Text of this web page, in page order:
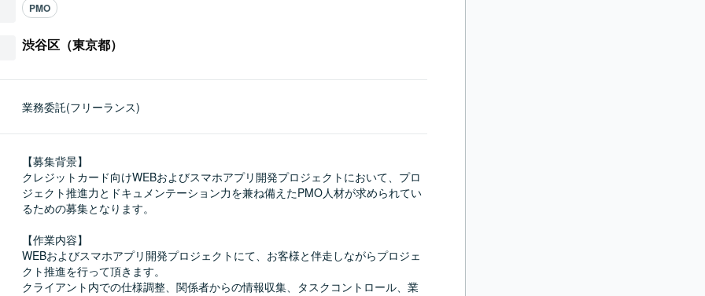
PMO
渋谷区（東京都）
業務委託(フリーランス)
【募集背景】
クレジットカード向けWEBおよびスマホアプリ開発プロジェクトにおいて、プロ
ジェクト推進力とドキュメンテーション力を兼ね備えたPMO人材が求められてい
るための募集となります。
【作業内容】
WEBおよびスマホアプリ開発プロジェクトにて、お客様と伴走しながらプロジェ
クト推進を行って頂きます。
クライアント内での仕様調整、関係者からの情報収集、タスクコントロール、業